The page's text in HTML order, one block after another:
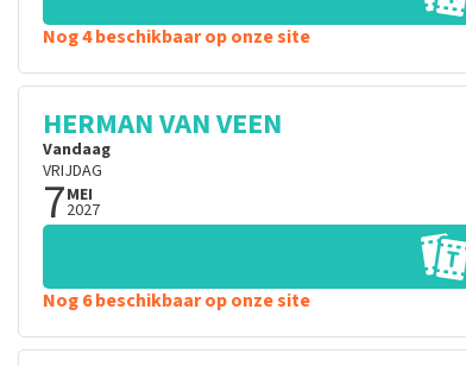
Nog 4 beschikbaar op onze site
HERMAN VAN VEEN
Vandaag
VRIJDAG
7MEI
2027
Nog 6 beschikbaar op onze site